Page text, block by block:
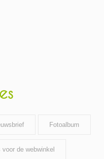
Fotoalbum
voor de webwinkel